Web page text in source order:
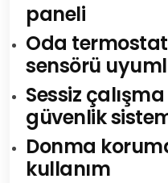
paneli
Oda
sensörü
Sessiz
güvenlik
Donma
kullanım